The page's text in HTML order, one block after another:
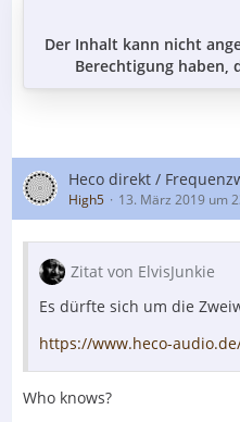
Der Inhalt kann nicht
Berechtigung haben,
Heco direkt /
High5 13. März 2019 um
Zitat von ElvisJunkie
Es dürfte sich um die
https://www.heco-
Who knows?